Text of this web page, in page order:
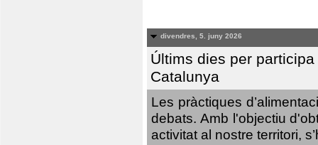
divendres, 5. juny 2026
Últims dies per
Catalunya
Les pràctiques
debats. Amb l'objectiu
activitat al nostre territori,